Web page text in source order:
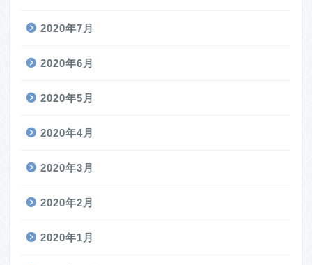
2020年7月
2020年6月
2020年5月
2020年4月
2020年3月
2020年2月
2020年1月